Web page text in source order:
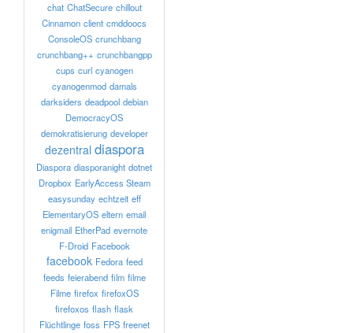
chat ChatSecure chillout
Cinnamon client cmddoocs
ConsoleOS crunchbang
crunchbang++ crunchbangpp
cups curl cyanogen
cyanogenmod damals
darksiders deadpool debian
DemocracyOS
demokratisierung developer
dezentral diaspora
Diaspora diasporanight dotnet
Dropbox EarlyAccess Steam
easysunday echtzeit eff
ElementaryOS eltern email
enigmail EtherPad evernote
F-Droid Facebook
facebook Fedora feed
feeds feierabend film filme
Filme firefox firefoxOS
firefoxos flash flask
Flüchtlinge foss FPS freenet